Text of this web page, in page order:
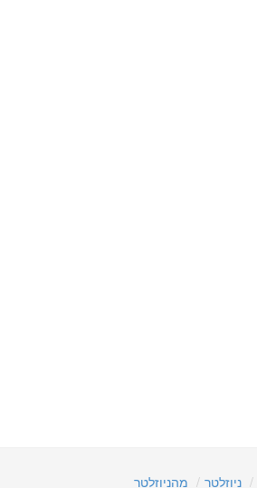
ניוזלטר
מהניוזלטר